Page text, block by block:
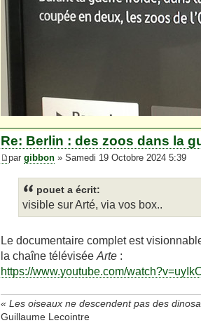
Re: Berlin : des zoos dans la
par gibbon » Samedi 19 Octobre 2024 5:39
pouet a écrit:
visible sur Arté, via vos box..
Le documentaire complet est
la chaîne télévisée Arte :
https://www.youtube.com/
« Les oiseaux ne descendent pas des
Guillaume Lecointre